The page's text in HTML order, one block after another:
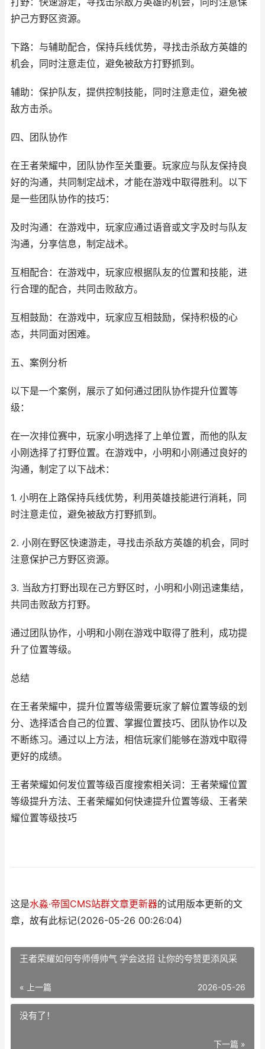
护己方野区资源。
下路：与辅助配合，保持兵线优势，寻找击杀敌方英雄的
机会，同时注意走位，避免被敌方打野抓到。
辅助：保护队友，提供控制技能，同时注意走位，避免被
敌方击杀。
四、团队协作
在王者荣耀中，团队协作至关重要。玩家应与队友保持良
好的沟通，共同制定战术，才能在游戏中取得胜利。以下
是一些团队协作的技巧：
及时沟通：在游戏中，玩家应通过语音或文字及时与队友
沟通，分享信息，制定战术。
互相配合：在游戏中，玩家应根据队友的位置和技能，进
行合理的配合，共同击败敌方。
互相鼓励：在游戏中，玩家应互相鼓励，保持积极的心
态，共同面对困难。
五、案例分析
以下是一个案例，展示了如何通过团队协作提升位置等
级：
在一次排位赛中，玩家小明选择了上单位置，而他的队友
小刚选择了打野位置。在游戏中，小明和小刚通过良好的
沟通，制定了以下战术：
1. 小明在上路保持兵线优势，利用英雄技能进行消耗，同
时注意走位，避免被敌方打野抓到。
2. 小刚在野区快速游走，寻找击杀敌方英雄的机会，同时
注意保护己方野区资源。
3. 当敌方打野出现在己方野区时，小明和小刚迅速集结，
共同击败敌方打野。
通过团队协作，小明和小刚在游戏中取得了胜利，成功提
升了位置等级。
总结
在王者荣耀中，提升位置等级需要玩家了解位置等级的划
分、选择适合自己的位置、掌握位置技巧、团队协作以及
不断练习。通过以上方法，相信玩家们能够在游戏中取得
更好的成绩。
王者荣耀如何发位置等级百度搜索相关词：王者荣耀位置
等级提升方法、王者荣耀如何快速提升位置等级、王者荣
耀位置等级技巧
这是水淼·帝国CMS站群文章更新器的试用版本更新的文
章，故有此标记(2026-05-26 00:26:04)
王者荣耀如何夸师傅帅气 学会这招 让你的夸赞更添风采
« 上一篇 2026-05-26
没有了！
下一篇 »